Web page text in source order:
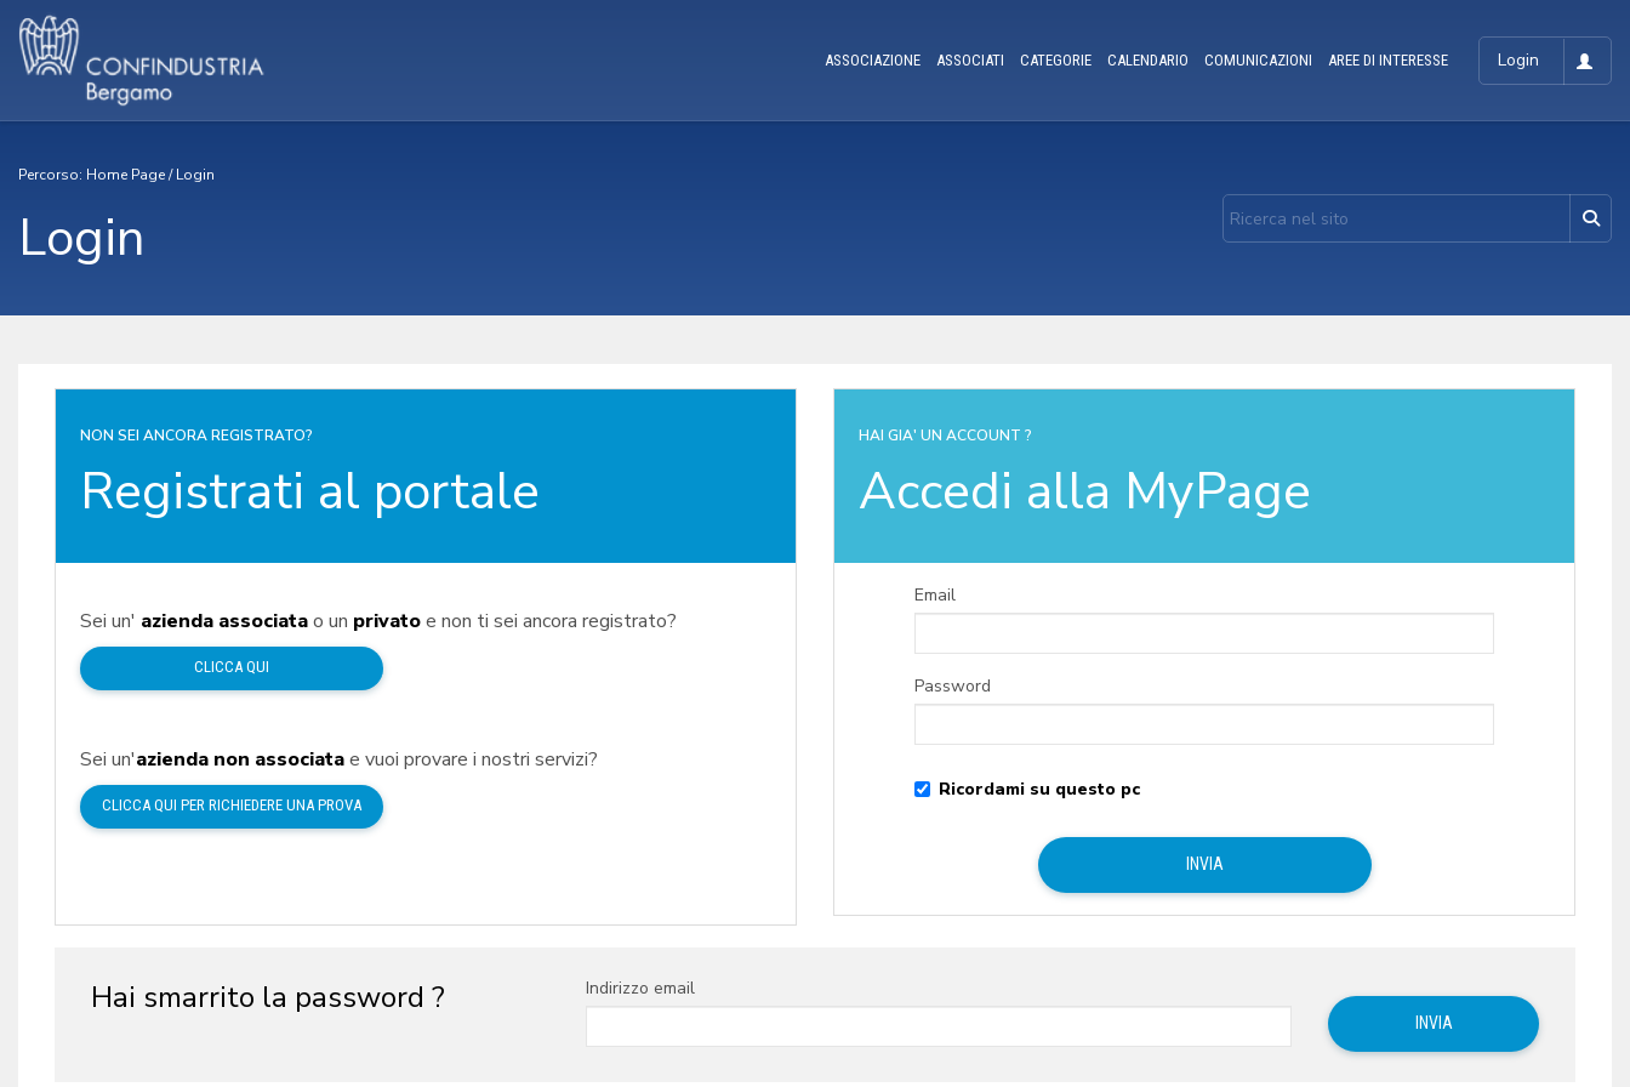
Login
ASSOCIAZIONE ASSOCIATI CATEGORIE CALENDARIO COMUNICAZIONI AREE DI INTERESSE
Percorso: Home Page/Login
Login
NON SEI ANCORA REGISTRATO?
Registrati al portale
Sei un' azienda associatao un privatoe non ti sei ancora registrato?
CLICCA QUI
Sei un'azienda non associatae vuoi provare i nostri servizi?
CLICCA QUI PER RICHIEDERE UNA PROVA
HAI GIA' UN ACCOUNT ?
Accedi alla MyPage
Email
Password
Ricordami su questo pc
Hai smarrito la password ? Indirizzo email